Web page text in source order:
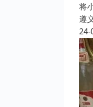
将
遵
24-